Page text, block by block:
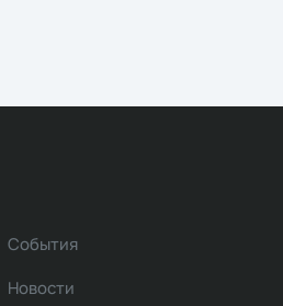
События
Новости